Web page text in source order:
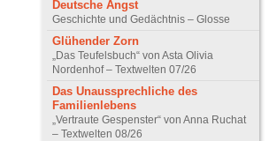
Deutsche Angst
Geschichte und Gedächtnis – Glosse
Glühender Zorn
„Das Teufelsbuch“ von Asta Olivia
Nordenhof – Textwelten 07/26
Das Unaussprechliche des
Familienlebens
„Vertraute Gespenster“ von Anna Ruchat
– Textwelten 08/26